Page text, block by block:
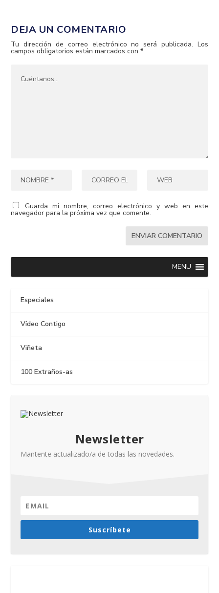
DEJA UN COMENTARIO
Tu dirección de correo electrónico no será publicada. Los
campos obligatorios están marcados con*
Guarda mi nombre, correo electrónico y web en este
navegador para la próxima vez que comente.
MENU
Especiales
Vídeo Contigo
Viñeta
100 Extraños-as
Newsletter
Mantente actualizado/a de todas las novedades.
Suscríbete